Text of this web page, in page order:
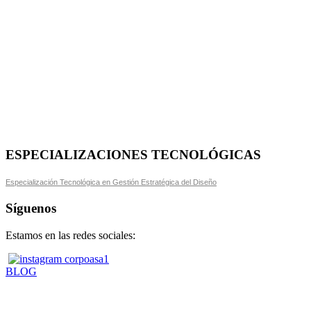
ESPECIALIZACIONES TECNOLÓGICAS
Especialización Tecnológica en Gestión Estratégica del Diseño
Síguenos
Estamos en las redes sociales:
BLOG